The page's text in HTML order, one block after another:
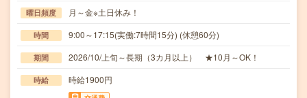
曜日頻度 月～金※土日休み！
時間 9:00～17:15(実働:7時間15分) (休憩60分)
期間 2026/10/上旬～長期（3カ月以上） ★10月～OK！
時給 時給1900円